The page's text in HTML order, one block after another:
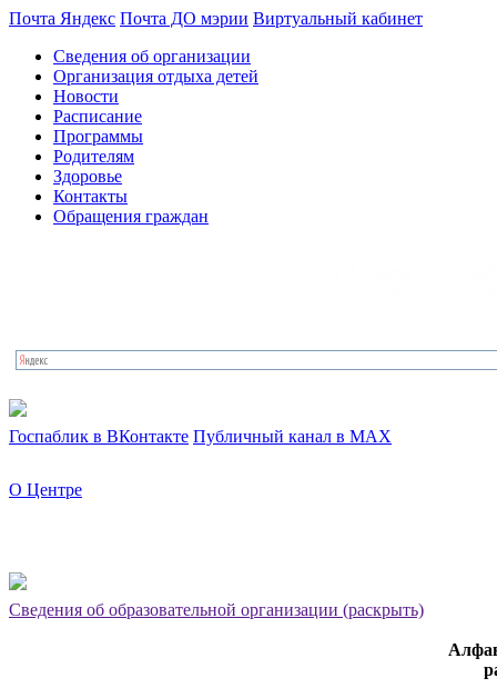
Почта Яндекс Почта ДО мэрии Виртуальный кабинет
Сведения об организации
Организация отдыха детей
Новости
Расписание
Программы
Родителям
Здоровье
Контакты
Обращения граждан
Госпаблик в ВКонтакте Публичный канал в MAX
О Центре
Сведения об образовательной организации (раскрыть)